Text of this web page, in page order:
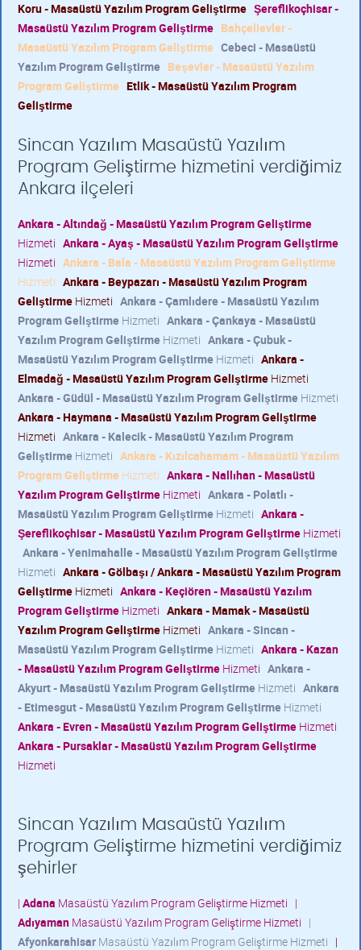
Koru - Masaüstü Yazılım Program Geliştirme Şereflikoçhisar -
Masaüstü Yazılım Program Geliştirme Bahçelievler -
Masaüstü Yazılım Program Geliştirme Cebeci - Masaüstü
Yazılım Program Geliştirme Beşevler - Masaüstü Yazılım
Program Geliştirme Etlik - Masaüstü Yazılım Program
Geliştirme
Sincan Yazılım Masaüstü Yazılım
Program Geliştirme hizmetini verdiğimiz
Ankara ilçeleri
Ankara - Altındağ - Masaüstü Yazılım Program Geliştirme
Hizmeti Ankara - Ayaş - Masaüstü Yazılım Program Geliştirme
Hizmeti Ankara - Bala - Masaüstü Yazılım Program Geliştirme
Hizmeti Ankara - Beypazarı - Masaüstü Yazılım Program
Geliştirme Hizmeti Ankara - Çamlıdere - Masaüstü Yazılım
Program Geliştirme Hizmeti Ankara - Çankaya - Masaüstü
Yazılım Program Geliştirme Hizmeti Ankara - Çubuk -
Masaüstü Yazılım Program Geliştirme Hizmeti Ankara -
Elmadağ - Masaüstü Yazılım Program Geliştirme Hizmeti
Ankara - Güdül - Masaüstü Yazılım Program Geliştirme Hizmeti
Ankara - Haymana - Masaüstü Yazılım Program Geliştirme
Hizmeti Ankara - Kalecik - Masaüstü Yazılım Program
Geliştirme Hizmeti Ankara - Kızılcahamam - Masaüstü Yazılım
Program Geliştirme Hizmeti Ankara - Nallıhan - Masaüstü
Yazılım Program Geliştirme Hizmeti Ankara - Polatlı -
Masaüstü Yazılım Program Geliştirme Hizmeti Ankara -
Şereflikoçhisar - Masaüstü Yazılım Program Geliştirme Hizmeti
Ankara - Yenimahalle - Masaüstü Yazılım Program Geliştirme
Hizmeti Ankara - Gölbaşı / Ankara - Masaüstü Yazılım Program
Geliştirme Hizmeti Ankara - Keçiören - Masaüstü Yazılım
Program Geliştirme Hizmeti Ankara - Mamak - Masaüstü
Yazılım Program Geliştirme Hizmeti Ankara - Sincan -
Masaüstü Yazılım Program Geliştirme Hizmeti Ankara - Kazan
- Masaüstü Yazılım Program Geliştirme Hizmeti Ankara -
Akyurt - Masaüstü Yazılım Program Geliştirme Hizmeti Ankara
- Etimesgut - Masaüstü Yazılım Program Geliştirme Hizmeti
Ankara - Evren - Masaüstü Yazılım Program Geliştirme Hizmeti
Ankara - Pursaklar - Masaüstü Yazılım Program Geliştirme
Hizmeti
Sincan Yazılım Masaüstü Yazılım
Program Geliştirme hizmetini verdiğimiz
şehirler
| Adana Masaüstü Yazılım Program Geliştirme Hizmeti |
Adıyaman Masaüstü Yazılım Program Geliştirme Hizmeti |
Afyonkarahisar Masaüstü Yazılım Program Geliştirme Hizmeti |